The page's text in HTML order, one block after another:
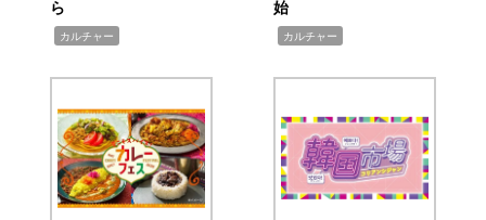
ら
カルチャー
始
カルチャー